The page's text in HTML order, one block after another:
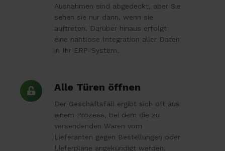
Ausnahmen sind abgedeckt, aber Sie
sehen sie nur dann, wenn sie
auftreten. Darüber hinaus erfolgt
eine nahtlose Integration aller Daten
in Ihr ERP-System.
Alle Türen öffnen
Der Geschäftsfall ergibt sich oft aus
einem Prozess, bei dem die zu
versendenden Waren vom
Lieferanten gegen Bestellungen oder
Lieferpläne angekündigt werden.
Alle
Türen